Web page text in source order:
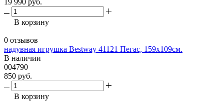
19 990 руб.
В корзину
0 отзывов
надувная игрушка Bestway 41121 Пегас, 159х109см.
В наличии
004790
850 руб.
В корзину